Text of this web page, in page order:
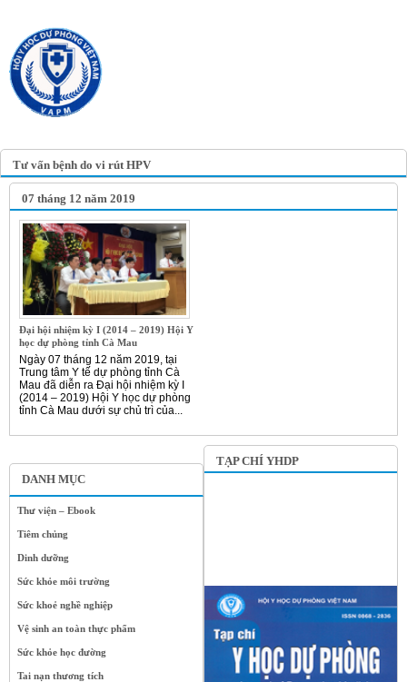
Tư vấn bệnh do vi rút HPV
DANH MỤC
Thư viện – Ebook
Tiêm chủng
Dinh dưỡng
Sức khỏe môi trường
Sức khoẻ nghề nghiệp
Vệ sinh an toàn thực phẩm
Sức khỏe học đường
Tai nạn thương tích
07 tháng 12 năm 2019
Đại hội nhiệm kỳ I (2014 – 2019) Hội Y
học dự phòng tỉnh Cà Mau
Ngày 07 tháng 12 năm 2019, tại
Trung tâm Y tế dự phòng tỉnh Cà
Mau đã diễn ra Đại hội nhiệm kỳ I
(2014 – 2019) Hội Y học dự phòng
tỉnh Cà Mau dưới sự chủ trì của...
TẠP CHÍ YHDP